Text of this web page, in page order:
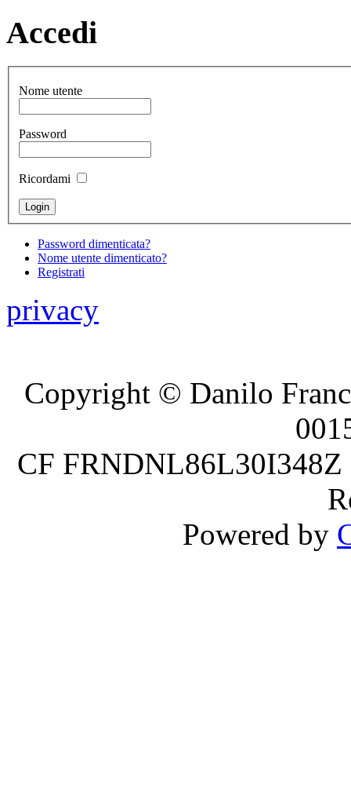
Accedi
Nome utente
Password
Ricordami
Password dimenticata?
Nome utente dimenticato?
Registrati
privacy
Copyright © Danilo
CF
Powered by